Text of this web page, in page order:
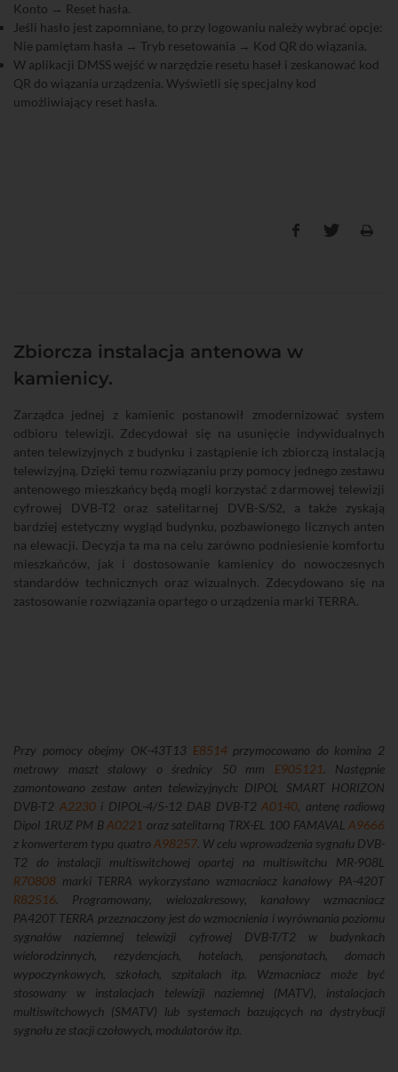
Konto → Reset hasła.
Jeśli hasło jest zapomniane, to przy logowaniu należy wybrać opcje:
Nie pamiętam hasła → Tryb resetowania → Kod QR do wiązania.
W aplikacji DMSS wejść w narzędzie resetu haseł i zeskanować kod
QR do wiązania urządzenia. Wyświetli się specjalny kod
umożliwiający reset hasła.
Zbiorcza instalacja antenowa w
kamienicy.
Zarządca jednej z kamienic postanowił zmodernizować system
odbioru telewizji. Zdecydował się na usunięcie indywidualnych
anten telewizyjnych z budynku i zastąpienie ich zbiorczą instalacją
telewizyjną. Dzięki temu rozwiązaniu przy pomocy jednego zestawu
antenowego mieszkańcy będą mogli korzystać z darmowej telewizji
cyfrowej DVB-T2 oraz satelitarnej DVB-S/S2, a także zyskają
bardziej estetyczny wygląd budynku, pozbawionego licznych anten
na elewacji. Decyzja ta ma na celu zarówno podniesienie komfortu
mieszkańców, jak i dostosowanie kamienicy do nowoczesnych
standardów technicznych oraz wizualnych. Zdecydowano się na
zastosowanie rozwiązania opartego o urządzenia marki TERRA.
Przy pomocy obejmy OK-43T13 E8514przymocowano do komina 2
metrowy maszt stalowy o średnicy 50 mm E905121. Następnie
zamontowano zestaw anten telewizyjnych: DIPOL SMART HORIZON
DVB-T2 A2230i DIPOL-4/5-12 DAB DVB-T2 A0140, antenę radiową
Dipol 1RUZ PM BA0221 oraz satelitarną TRX-EL 100 FAMAVAL A9666
z konwerterem typu quatro A98257. W celu wprowadzenia sygnału DVB-
T2 do instalacji multiswitchowej opartej na multiswitchu MR-908L
R70808 marki TERRA wykorzystano wzmacniacz kanałowy PA-420T
R82516. Programowany, wielozakresowy, kanałowy wzmacniacz
PA420T TERRA przeznaczony jest do wzmocnienia i wyrównania poziomu
sygnałów naziemnej telewizji cyfrowej DVB-T/T2 w budynkach
wielorodzinnych, rezydencjach, hotelach, pensjonatach, domach
wypoczynkowych, szkołach, szpitalach itp. Wzmacniacz może być
stosowany w instalacjach telewizji naziemnej (MATV), instalacjach
multiswitchowych (SMATV) lub systemach bazujących na dystrybucji
sygnału ze stacji czołowych, modulatorów itp.